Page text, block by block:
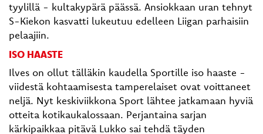
tyylillä - kultakypärä päässä. Ansiokkaan uran tehnyt
S-Kiekon kasvatti lukeutuu edelleen Liigan parhaisiin
pelaajiin.
ISO HAASTE
Ilves on ollut tälläkin kaudella Sportille iso haaste -
viidestä kohtaamisesta tamperelaiset ovat voittaneet
neljä. Nyt keskiviikkona Sport lähtee jatkamaan hyviä
otteita kotikaukalossaan. Perjantaina sarjan
kärkipaikkaa pitävä Lukko sai tehdä täyden